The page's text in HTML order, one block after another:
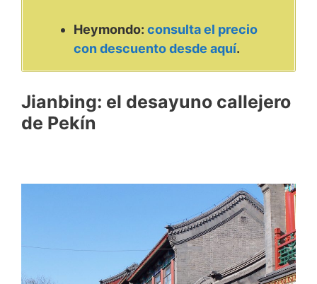
Heymondo: consulta el precio
con descuento desde aquí.
Jianbing: el desayuno callejero
de Pekín